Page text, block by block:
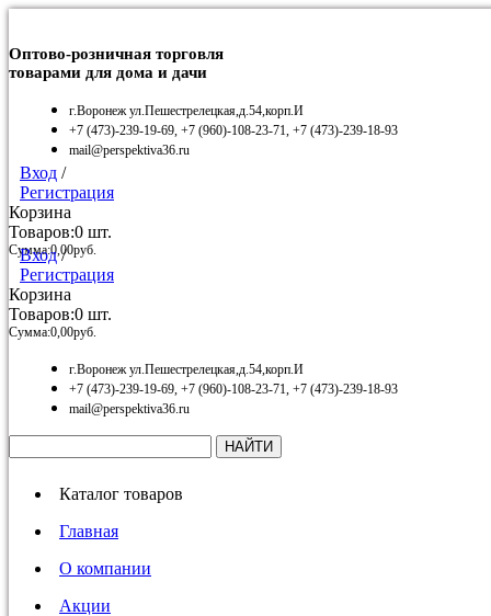
Оптово-розничная торговля
товарами для дома и дачи
г.Воронеж ул.Пешестрелецкая,д.54,корп.И
+7 (473)-239-19-69, +7 (960)-108-23-71, +7 (473)-239-18-93
mail@perspektiva36.ru
Вход /
Регистрация
Корзина
Товаров:0 шт.
Сумма:0,00руб.
Вход/
Регистрация
Корзина
Товаров:0 шт.
Сумма:0,00руб.
г.Воронеж ул.Пешестрелецкая,д.54,корп.И
+7 (473)-239-19-69, +7 (960)-108-23-71, +7 (473)-239-18-93
mail@perspektiva36.ru
Каталог товаров
Главная
О компании
Акции